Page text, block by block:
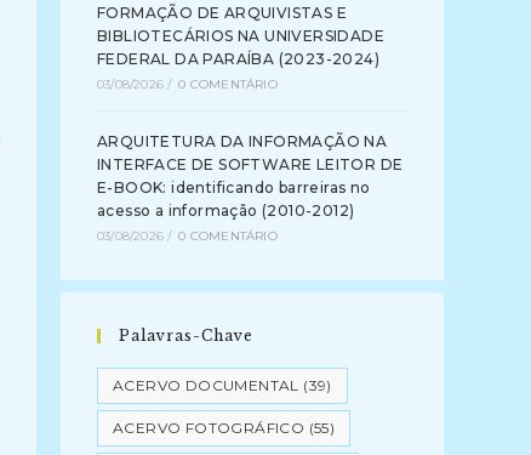
FORMAÇÃO DE ARQUIVISTAS E
BIBLIOTECÁRIOS NA UNIVERSIDADE
FEDERAL DA PARAÍBA (2023-2024)
03/08/2026 / 0 COMENTÁRIO
ARQUITETURA DA INFORMAÇÃO NA
INTERFACE DE SOFTWARE LEITOR DE
E-BOOK: identificando barreiras no
acesso a informação (2010-2012)
03/08/2026 / 0 COMENTÁRIO
Palavras-Chave
ACERVO DOCUMENTAL (39)
ACERVO FOTOGRÁFICO (55)